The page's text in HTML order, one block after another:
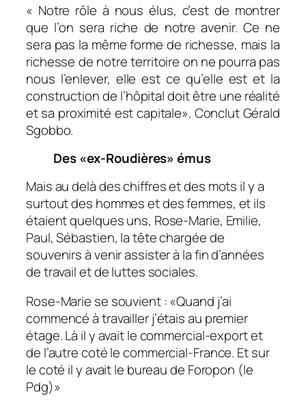
« Notre rôle à nous élus, c’est de montrer
que l’on sera riche de notre avenir. Ce ne
sera pas la même forme de richesse, mais la
richesse de notre territoire on ne pourra pas
nous l’enlever, elle est ce qu’elle est et la
construction de l’hôpital doit être une réalité
et sa proximité est capitale». Conclut Gérald
Sgobbo.
Des «ex-Roudières» émus
Mais au delà des chiffres et des mots il y a
surtout des hommes et des femmes, et ils
étaient quelques uns, Rose-Marie, Emilie,
Paul, Sébastien, la tête chargée de
souvenirs à venir assister à la fin d’années
de travail et de luttes sociales.
Rose-Marie se souvient : «Quand j’ai
commencé à travailler j’étais au premier
étage. Là il y avait le commercial-export et
de l’autre coté le commercial-France. Et sur
le coté il y avait le bureau de Foropon (le
Pdg)»